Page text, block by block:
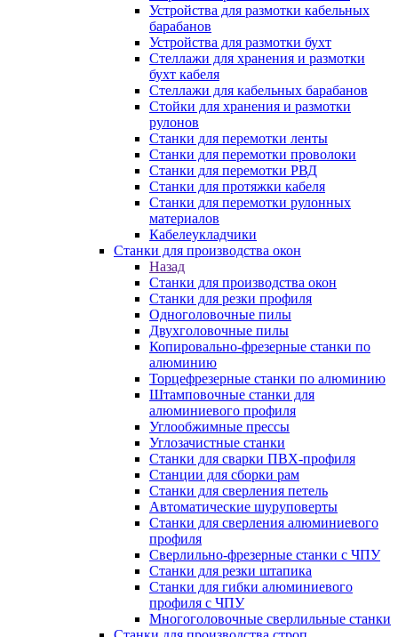
Устройства для размотки кабельных
барабанов
Устройства для размотки бухт
Стеллажи для хранения и размотки
бухт кабеля
Стеллажи для кабельных барабанов
Стойки для хранения и размотки
рулонов
Станки для перемотки ленты
Станки для перемотки проволоки
Станки для перемотки РВД
Станки для протяжки кабеля
Станки для перемотки рулонных
материалов
Кабелеукладчики
Станки для производства окон
Назад
Станки для производства окон
Станки для резки профиля
Одноголовочные пилы
Двухголовочные пилы
Копировально-фрезерные станки по
алюминию
Торцефрезерные станки по алюминию
Штамповочные станки для
алюминиевого профиля
Углообжимные прессы
Углозачистные станки
Станки для сварки ПВХ-профиля
Станции для сборки рам
Станки для сверления петель
Автоматические шуруповерты
Станки для сверления алюминиевого
профиля
Сверлильно-фрезерные станки с ЧПУ
Станки для резки штапика
Станки для гибки алюминиевого
профиля с ЧПУ
Многоголовочные сверлильные станки